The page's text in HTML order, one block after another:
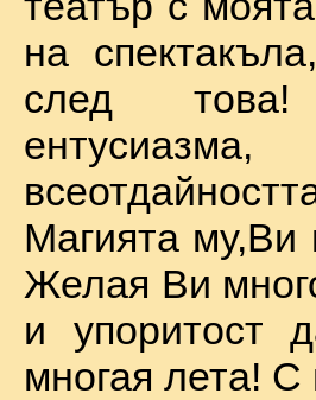
на
след
Магията му,Ви
Желая Ви
и упоритост
многая лета!